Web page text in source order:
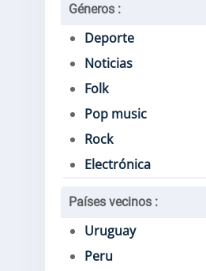
Géneros :
Deporte
Noticias
Folk
Pop music
Rock
Electrónica
Países vecinos :
Uruguay
Peru